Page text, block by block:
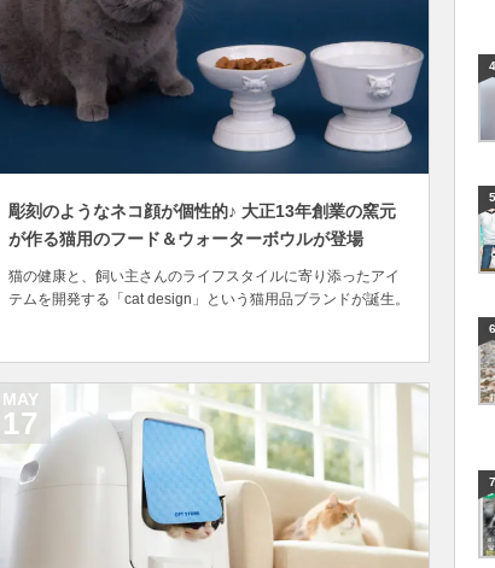
彫刻のようなネコ顔が個性的♪ 大正13年創業の窯元
が作る猫用のフード＆ウォーターボウルが登場
猫の健康と、飼い主さんのライフスタイルに寄り添ったアイ
テムを開発する「cat design」という猫用品ブランドが誕生。
を飾る脚つきの器）をイメージして作られた食器で、特徴的
なのは側面に立体的な猫の顔がデザイ...
MAY
17
4
5
6
7